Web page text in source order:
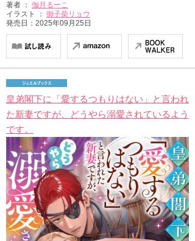
著者 ： 伽月るーこ
イラスト ： 御子柴リョウ
発売日：2025年09月25日
皇弟閣下に「愛するつもりはない」と言われ
た新妻ですが、どうやら溺愛されているよう
です。